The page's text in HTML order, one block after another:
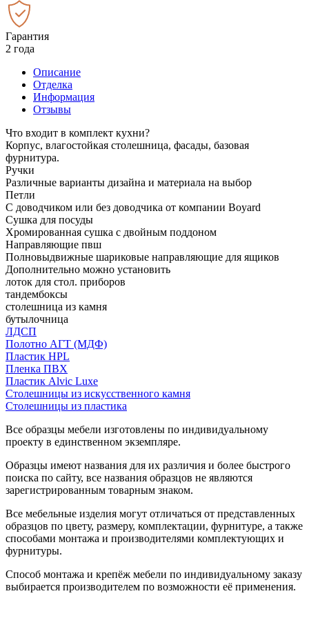
Гарантия
2 года
Описание
Отделка
Информация
Отзывы
Что входит в комплект кухни?
Корпус, влагостойкая столешница, фасады, базовая
фурнитура.
Ручки
Различные варианты дизайна и материала на выбор
Петли
С доводчиком или без доводчика от компании Boyard
Сушка для посуды
Хромированная сушка с двойным поддоном
Направляющие пвш
Полновыдвижные шариковые направляющие для ящиков
Дополнительно можно установить
лоток для стол. приборов
тандембоксы
столешница из камня
бутылочница
ЛДСП
Полотно АГТ (МДФ)
Пластик HPL
Пленка ПВХ
Пластик Alvic Luxe
Столешницы из искусственного камня
Столешницы из пластика
Все образцы мебели изготовлены по индивидуальному
проекту в единственном экземпляре.
Образцы имеют названия для их различия и более быстрого
поиска по сайту, все названия образцов не являются
зарегистрированным товарным знаком.
Все мебельные изделия могут отличаться от представленных
образцов по цвету, размеру, комплектации, фурнитуре, а также
способами монтажа и производителями комплектующих и
фурнитуры.
Способ монтажа и крепёж мебели по индивидуальному заказу
выбирается производителем по возможности её применения.